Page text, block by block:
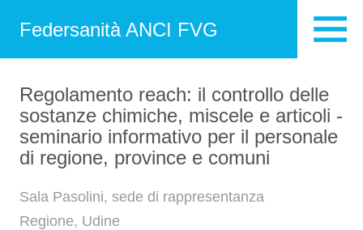
Federsanità ANCI FVG
Regolamento reach: il controllo delle
sostanze chimiche, miscele e articoli -
seminario informativo per il personale
di regione, province e comuni
Sala Pasolini, sede di rappresentanza
Regione, Udine